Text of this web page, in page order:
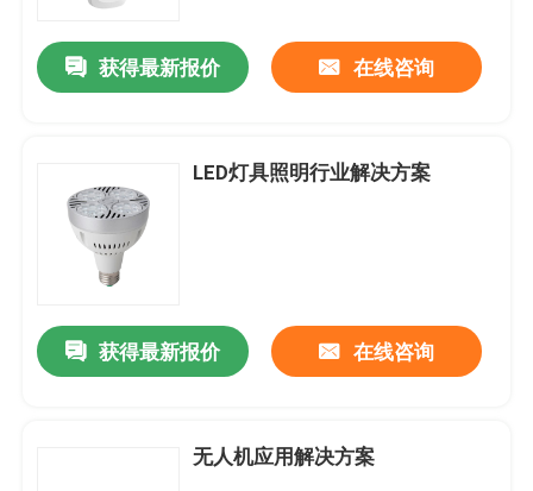
获得最新报价 在线咨询
LED灯具照明行业解决方案
获得最新报价 在线咨询
无人机应用解决方案